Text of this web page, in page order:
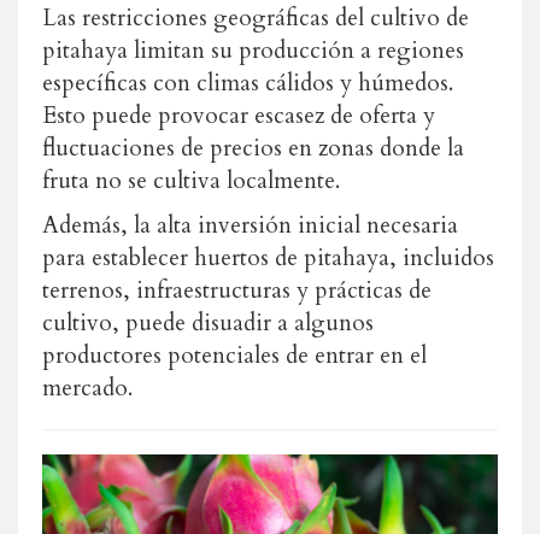
Las restricciones geográficas del cultivo de
pitahaya limitan su producción a regiones
específicas con climas cálidos y húmedos.
Esto puede provocar escasez de oferta y
fluctuaciones de precios en zonas donde la
fruta no se cultiva localmente.
Además, la alta inversión inicial necesaria
para establecer huertos de pitahaya, incluidos
terrenos, infraestructuras y prácticas de
cultivo, puede disuadir a algunos
productores potenciales de entrar en el
mercado.